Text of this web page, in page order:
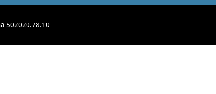
502020.78.10